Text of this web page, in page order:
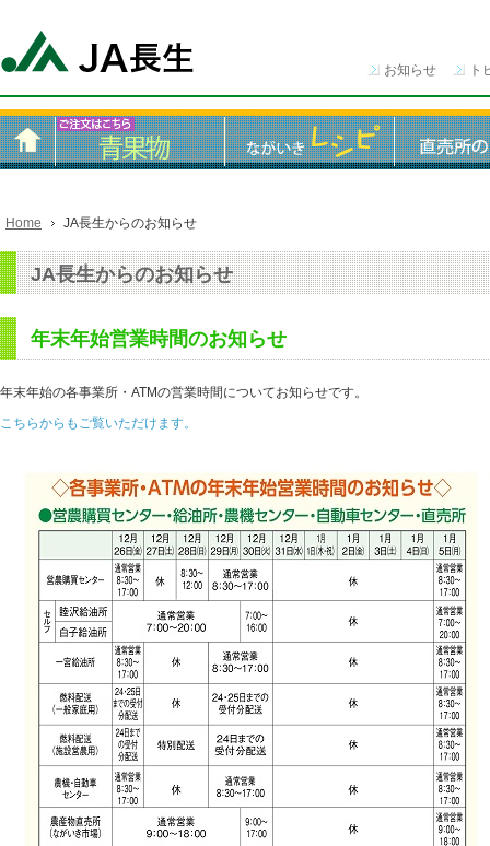
お知らせ ト
Home JA長生からのお知らせ
JA長生からのお知らせ
年末年始営業時間のお知らせ
年末年始の各事業所・ATMの営業時間についてお知らせです。
こちらからもご覧いただけます。